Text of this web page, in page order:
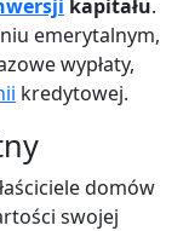
kapitału.
emerytalnym,
wypłaty,
kredytowej.
domów
swojej